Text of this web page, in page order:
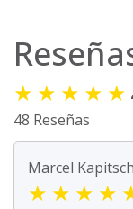
★ ★ ★ ★ ★
48 Reseñas
Marcel
★ ★ ★ ★